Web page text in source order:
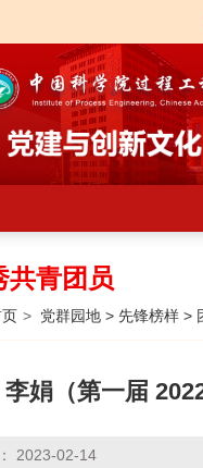
共青团员
党群园地 > 先锋榜样 >
李娟（第一届 2022
2023-02-14